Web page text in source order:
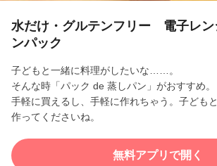
e
o
水だけ・グルテンフリー 電子レン
ンパック
子どもと一緒に料理がしたいな……。
そんな時「パック de 蒸しパン」がおすすめ。
手軽に買えるし、手軽に作れちゃう。子ども
作ってくださいね。
無料アプリで開く